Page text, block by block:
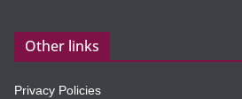
Other links
Privacy Policies